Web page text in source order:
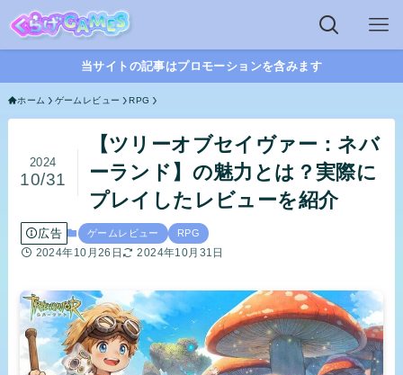
当サイトの記事はプロモーションを含みます
ホーム ゲームレビュー RPG
【ツリーオブセイヴァー：ネバ
ーランド】の魅力とは？実際に
プレイしたレビューを紹介
2024
10/31
広告 ゲームレビュー RPG
2024年10月26日 2024年10月31日